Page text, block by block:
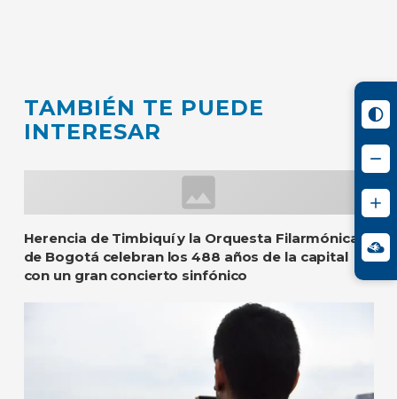
TAMBIÉN TE PUEDE
INTERESAR
Herencia de Timbiquí y la Orquesta Filarmónica
de Bogotá celebran los 488 años de la capital
con un gran concierto sinfónico